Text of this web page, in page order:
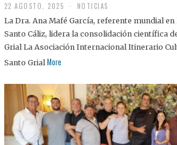
22 AGOSTO, 2025
2
A
G
O
S
2
5
NOTICIAS
La Dra. Ana Mafé García, referente mundial
Santo Cáliz, lidera la consolidación científica
Grial La Asociación Internacional Itinerario
Santo Grial More